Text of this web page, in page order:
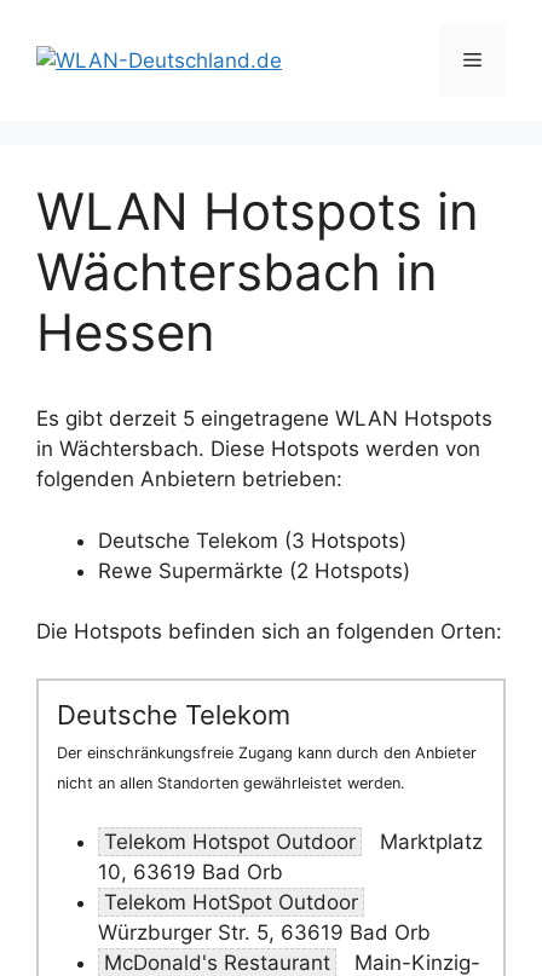
Inhalt
springen
Menü
WLAN Hotspots in
Wächtersbach in
Hessen
Es gibt derzeit 5 eingetragene WLAN Hotspots
in Wächtersbach. Diese Hotspots werden von
folgenden Anbietern betrieben:
Deutsche Telekom (3 Hotspots)
Rewe Supermärkte (2 Hotspots)
Die Hotspots befinden sich an folgenden Orten:
Deutsche Telekom
Der einschränkungsfreie Zugang kann durch den Anbieter
nicht an allen Standorten gewährleistet werden.
Telekom Hotspot Outdoor
Marktplatz
10, 63619 Bad Orb
Telekom HotSpot Outdoor
Würzburger Str. 5, 63619 Bad Orb
McDonald's Restaurant
Main-Kinzig-